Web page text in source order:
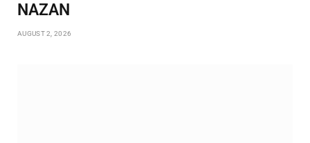
NAZAN
AUGUST 2, 2026